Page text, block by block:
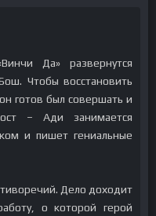
Да» развернутся
Чтобы восстановить
готов был совершать и
– Ади занимается
и пишет гениальные
Дело доходит
о которой герой